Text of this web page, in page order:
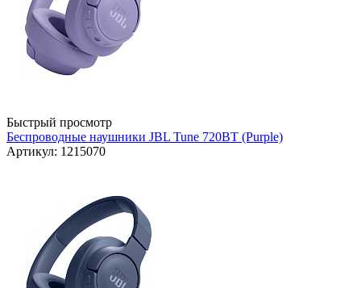
Быстрый просмотр
Беспроводные наушники JBL Tune 720BT (Purple)
Артикул: 1215070